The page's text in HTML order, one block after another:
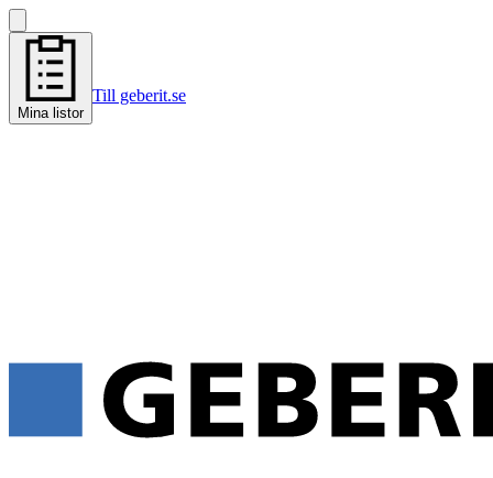
Mina listor
Till geberit.se